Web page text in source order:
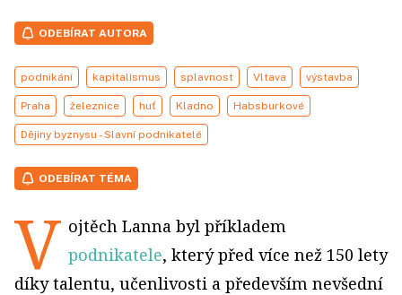
ODEBÍRAT AUTORA
podnikání kapitalismus splavnost Vltava výstavba
Praha železnice huť Kladno Habsburkové
Dějiny byznysu - Slavní podnikatelé
ODEBÍRAT TÉMA
V ojtěch Lanna byl příkladem
podnikatele, který před více než 150 lety
díky talentu, učenlivosti a především nevšední